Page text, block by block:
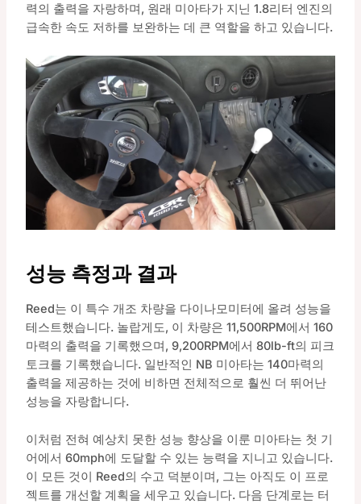
력의 출력을 자랑하며, 원래 미아타가 지닌 1.8리터 엔진의
급속한 속도 저하를 보완하는 데 큰 역할을 하고 있습니다.
성능 측정과 결과
Reed는 이 특수 개조 차량을 다이나모미터에 올려 성능을
테스트했습니다. 놀랍게도, 이 차량은 11,500RPM에서 160
마력의 출력을 기록했으며, 9,200RPM에서 80lb-ft의 피크
토크를 기록했습니다. 일반적인 NB 미아타는 140마력의
출력을 제공하는 것에 비하면 전체적으로 훨씬 더 뛰어난
성능을 자랑합니다.
이처럼 전혀 예상치 못한 성능 향상을 이룬 미아타는 첫 기
어에서 60mph에 도달할 수 있는 능력을 지니고 있습니다.
이 모든 것이 Reed의 수고 덕분이며, 그는 아직도 이 프로
젝트를 개선할 계획을 세우고 있습니다. 다음 단계로는 터